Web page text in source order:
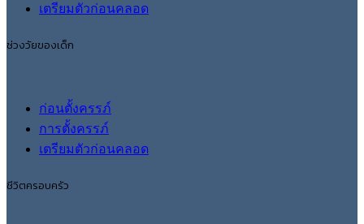
เตรียมตัวก่อนคลอด
ช่วงวัยของเด็ก
ก่อนตั้งครรภ์
การตั้งครรภ์
เตรียมตัวก่อนคลอด
ชีวิตครอบครัว